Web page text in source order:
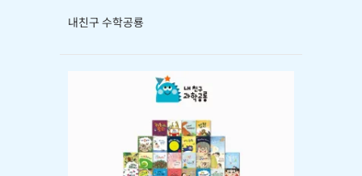
내친구 수학공룡